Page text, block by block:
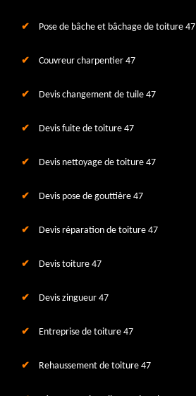
Pose de bâche et bâchage de toiture 47
Couvreur charpentier 47
Devis changement de tuile 47
Devis fuite de toiture 47
Devis nettoyage de toiture 47
Devis pose de gouttière 47
Devis réparation de toiture 47
Devis toiture 47
Devis zingueur 47
Entreprise de toiture 47
Rehaussement de toiture 47